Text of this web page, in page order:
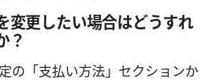
変更したい場合はどうすれ
？
の「支払い方法」セクションか